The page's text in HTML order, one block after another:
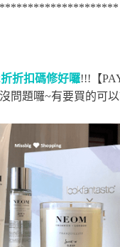
折扣碼修好囉!!!【
問題囉~有要買的可